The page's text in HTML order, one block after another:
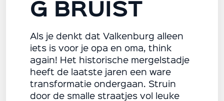
G BRUIST
Als je denkt dat Valkenburg alleen
iets is voor je opa en oma, think
again! Het historische mergelstadje
heeft de laatste jaren een ware
transformatie ondergaan. Struin
door de smalle straatjes vol leuke